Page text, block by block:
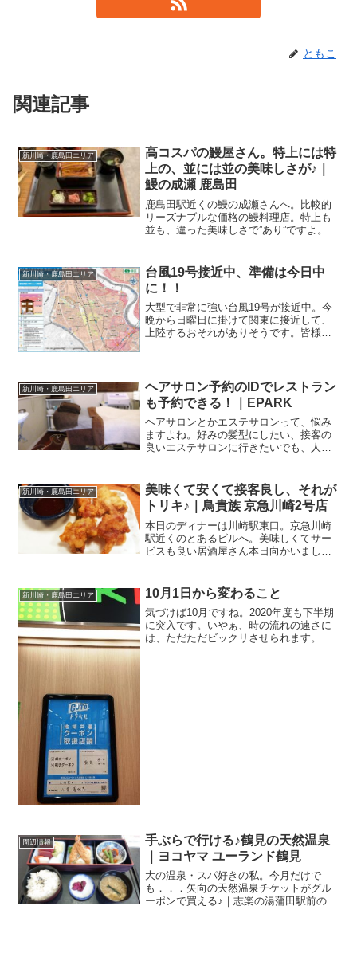
ともこ
関連記事
新川崎・鹿島田エリア
高コスパの鰻屋さん。特上には特
上の、並には並の美味しさが♪｜
鰻の成瀬 鹿島田
鹿島田駅近くの鰻の成瀬さんへ。比較的
リーズナブルな価格の鰻料理店。特上も
並も、違った美味しさで”あり”ですよ。中
にいるの？？？って、お互いに思ってい
る腹の内(苦笑)そん...
新川崎・鹿島田エリア
台風19号接近中、準備は今日中
に！！
大型で非常に強い台風19号が接近中。今
晩から日曜日に掛けて関東に接近して、
上陸するおそれがありそうです。皆様、
土曜日は休業という...
新川崎・鹿島田エリア
ヘアサロン予約のIDでレストラン
も予約できる！｜EPARK
ヘアサロンとかエステサロンって、悩み
ますよね。好みの髪型にしたい、接客の
良いエステサロンに行きたいでも、人気
全国のマッサージ・リラクゼーションサ
ロンを簡単に検索・予約で...
新川崎・鹿島田エリア
美味くて安くて接客良し、それが
トリキ♪｜鳥貴族 京急川崎2号店
本日のディナーは川崎駅東口。京急川崎
駅近くのとあるビルへ。美味しくてサー
ビスも良い居酒屋さん本日向かいました
禁煙！なんとこちらのビル、2Fと5F、2
フロアに鳥貴族さんが...
新川崎・鹿島田エリア 10月1日から変わること
気づけば10月ですね。2020年度も下半期
に突入です。いやぁ、時の流れの速さに
は、ただただビックリさせられます。さ
周辺情報
手ぶらで行ける♪鶴見の天然温泉
｜ヨコヤマ ユーランド鶴見
大の温泉・スパ好きの私。今月だけで
も．．．矢向の天然温泉チケットがグル
ーポンで買える♪｜志楽の湯蒲田駅前の黒